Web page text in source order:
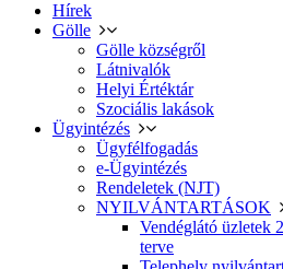
Hírek
Gölle
Gölle községről
Látnivalók
Helyi Értéktár
Szociális lakások
Ügyintézés
Ügyfélfogadás
e-Ügyintézés
Rendeletek (NJT)
NYILVÁNTARTÁSOK
Vendéglátó üzletek
terve